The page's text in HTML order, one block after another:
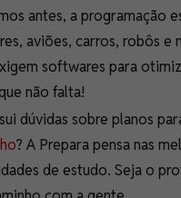
antes, a programação
aviões, carros, robôs
softwares para
não falta!
dúvidas sobre planos
? A Prepara pensa nas
de estudo. Seja o